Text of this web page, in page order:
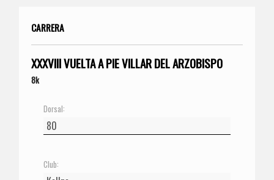
CARRERA
XXXVIII VUELTA A PIE VILLAR DEL ARZOBISPO
8k
Dorsal:
Club: